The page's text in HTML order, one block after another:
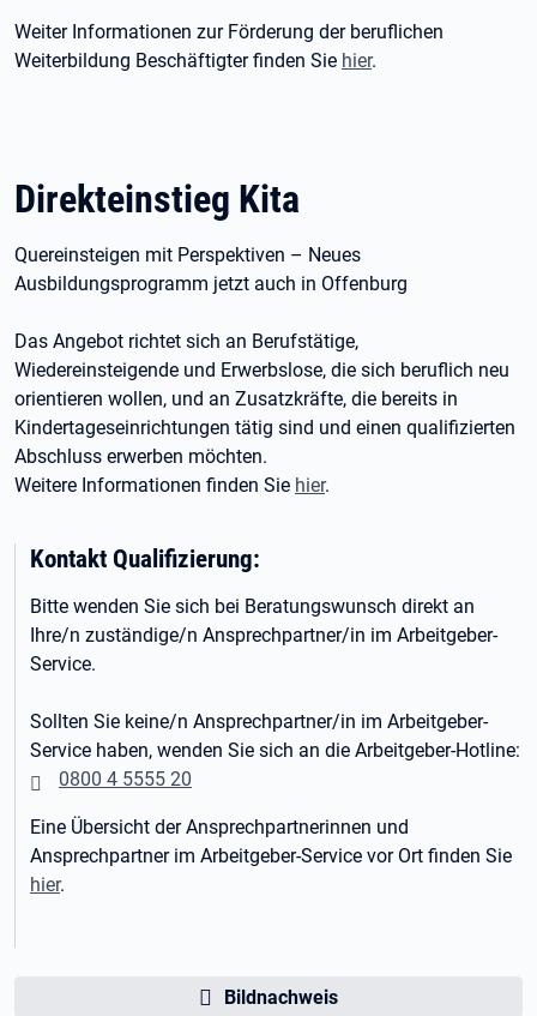
Weiter Informationen zur Förderung der beruflichen
Weiterbildung Beschäftigter finden Sie hier.
Direkteinstieg Kita
Quereinsteigen mit Perspektiven – Neues
Ausbildungsprogramm jetzt auch in Offenburg
Das Angebot richtet sich an Berufstätige,
Wiedereinsteigende und Erwerbslose, die sich beruflich neu
orientieren wollen, und an Zusatzkräfte, die bereits in
Kindertageseinrichtungen tätig sind und einen qualifizierten
Abschluss erwerben möchten.
Weitere Informationen finden Sie hier.
Kontakt Qualifizierung:
Bitte wenden Sie sich bei Beratungswunsch direkt an
Ihre/n zuständige/n Ansprechpartner/in im Arbeitgeber-
Service.
Sollten Sie keine/n Ansprechpartner/in im Arbeitgeber-
Service haben, wenden Sie sich an die Arbeitgeber-Hotline:
0800 4 5555 20
Eine Übersicht der Ansprechpartnerinnen und
Ansprechpartner im Arbeitgeber-Service vor Ort finden Sie
hier.
Bildnachweis